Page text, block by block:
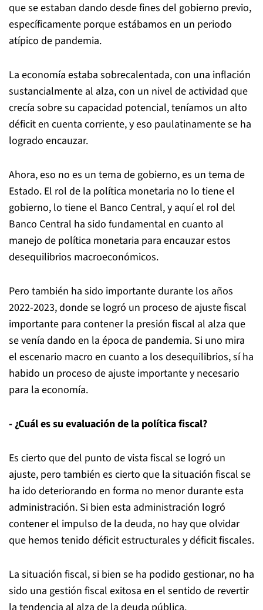
que se estaban dando desde fines del gobierno previo,
específicamente porque estábamos en un periodo
atípico de pandemia.
La economía estaba sobrecalentada, con una inflación
sustancialmente al alza, con un nivel de actividad que
crecía sobre su capacidad potencial, teníamos un alto
déficit en cuenta corriente, y eso paulatinamente se ha
logrado encauzar.
Ahora, eso no es un tema de gobierno, es un tema de
Estado. El rol de la política monetaria no lo tiene el
gobierno, lo tiene el Banco Central, y aquí el rol del
Banco Central ha sido fundamental en cuanto al
manejo de política monetaria para encauzar estos
desequilibrios macroeconómicos.
Pero también ha sido importante durante los años
2022-2023, donde se logró un proceso de ajuste fiscal
importante para contener la presión fiscal al alza que
se venía dando en la época de pandemia. Si uno mira
el escenario macro en cuanto a los desequilibrios, sí ha
habido un proceso de ajuste importante y necesario
para la economía.
- ¿Cuál es su evaluación de la política fiscal?
Es cierto que del punto de vista fiscal se logró un
ajuste, pero también es cierto que la situación fiscal se
ha ido deteriorando en forma no menor durante esta
administración. Si bien esta administración logró
contener el impulso de la deuda, no hay que olvidar
que hemos tenido déficit estructurales y déficit fiscales.
La situación fiscal, si bien se ha podido gestionar, no ha
sido una gestión fiscal exitosa en el sentido de revertir